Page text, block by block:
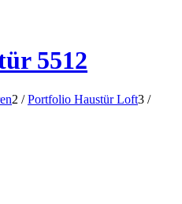
5512
2 / Portfolio Haustür Loft3 /